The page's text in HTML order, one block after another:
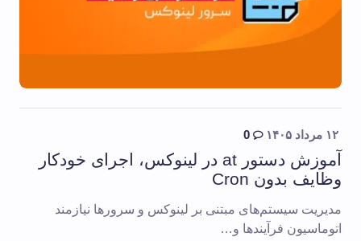
۱۲ مرداد ۱۴۰۵ 0
آموزش دستور at در لینوکس، اجرای خودکار
وظایف بدون Cron
مدیریت سیستم‌های مبتنی بر لینوکس و سرورها نیازمند
اتوماسیون فرآیندها و…